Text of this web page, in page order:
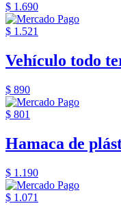
$ 1.690
$ 1.521
Vehículo todo
$ 890
$ 801
Hamaca de
$ 1.190
$ 1.071